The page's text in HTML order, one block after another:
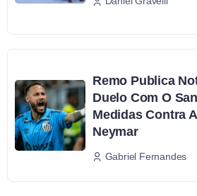
Remo Publica
Duelo Com O
Medidas Contra
Neymar
Gabriel Fernandes